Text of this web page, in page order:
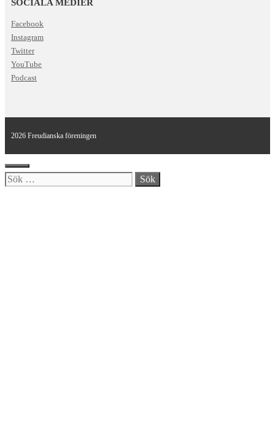
SOCIALA MEDIER
Facebook
Instagram
Twitter
YouTube
Podcast
2026 Freudianska föreningen
Stäng
Sök